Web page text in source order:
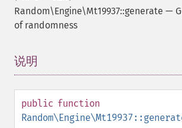
Random\Engine\Mt19937::generate —
of randomness
说明
public function